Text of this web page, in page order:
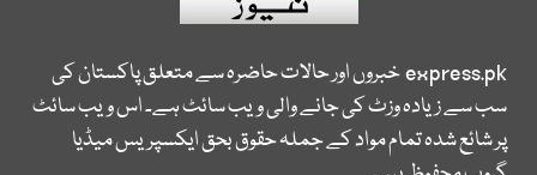
express.pkخبروں اور حالات حاضرہ سے متعلق پاکستان کی
سب سے زیادہ وزٹ کی جانے والی ویب سائٹ ہے۔ اس ویب سائٹ
پر شائع شدہ تمام مواد کے جملہ حقوق بحق ایکسپریس میڈیا